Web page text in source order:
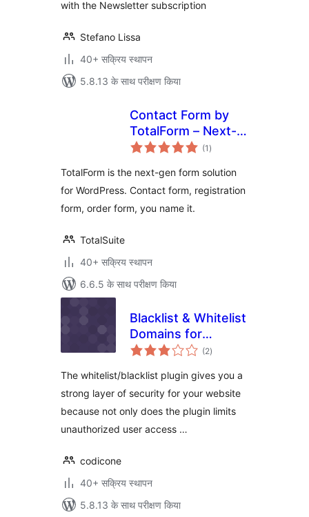
with the Newsletter subscription
Stefano Lissa
40+ सक्रिय स्थापन
5.8.13 के साथ परीक्षण किया
Contact Form by
TotalForm – Next-
gen Form Builder
(1 कुल
दर)
TotalForm is the next-gen form solution
for WordPress. Contact form, registration
form, order form, you name it.
TotalSuite
40+ सक्रिय स्थापन
6.6.5 के साथ परीक्षण किया
Blacklist & Whitelist
Domains for
Registration (2कुल
दर)
The whitelist/blacklist plugin gives you a
strong layer of security for your website
because not only does the plugin limits
unauthorized user access …
codicone
40+ सक्रिय स्थापन
5.8.13 के साथ परीक्षण किया